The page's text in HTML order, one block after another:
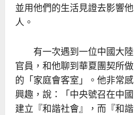
並用他們的生活見證去影響他
人。
有一次遇到一位中國大陸
官員，和他聊到華夏團契所做
的「家庭會客室」。他非常感
興趣，說：「中央號召在中國
建立『和諧社會』，而『和諧